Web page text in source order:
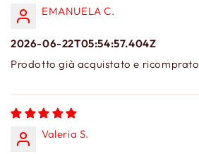
EMANUELA C.
2026-06-22T05:54:57.404Z
Prodotto già acquistato e ricomprato
Valeria S.